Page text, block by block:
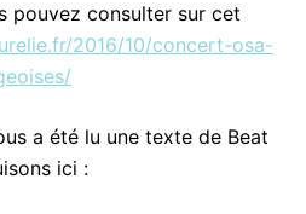
pouvez consulter sur cet
2016/10/concert-osa-
a été lu une texte de Beat
ici :